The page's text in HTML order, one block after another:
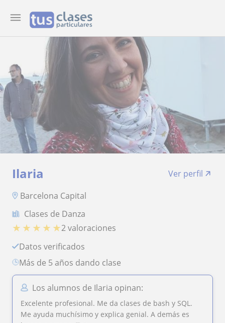
Ilaria
Ver perfil
Barcelona Capital
Clases de Danza
★ ★ ★ ★ ★2 valoraciones
Datos verificados
más de 5 años dando clase
Los alumnos de Ilaria opinan:
Excelente profesional. Me da clases de bash y SQL.
Me ayuda muchísimo y explica genial. A demás es